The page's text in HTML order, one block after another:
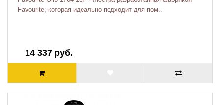
Favourite, которая идеально подходит для пом..
14 337 руб.